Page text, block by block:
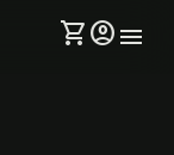
shopping_cartaccount_circlemenu